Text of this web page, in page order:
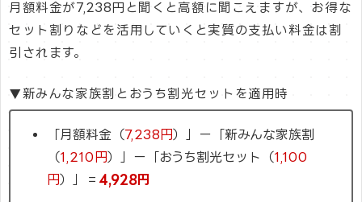
月額料金が7,238円と聞くと高額に聞こえますが、お得な
セット割りなどを活用していくと実質の支払い料金は割
引されます。
▼新みんな家族割とおうち割光セットを適用時
「月額料金（7,238円）」ー「新みんな家族割
（1,210円）」ー「おうち割光セット（1,100
円）」＝ 4,928円